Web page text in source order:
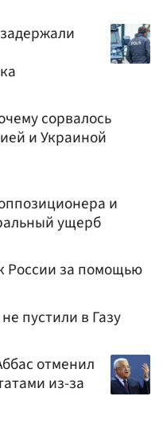
сорвалось
и Украиной
и
ущерб
России за помощью
пустили в Газу
отменил
из-за